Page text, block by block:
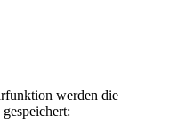
werden die